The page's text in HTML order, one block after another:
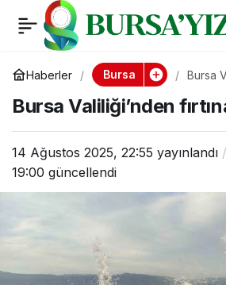
Haberler Bursa
Bursa
Bursa Valiliği’nden
14 Ağustos 2025, 22:55 yayınlandı
19:00 güncellendi
Bursa Valiliği’nden
fırtına uyarısı